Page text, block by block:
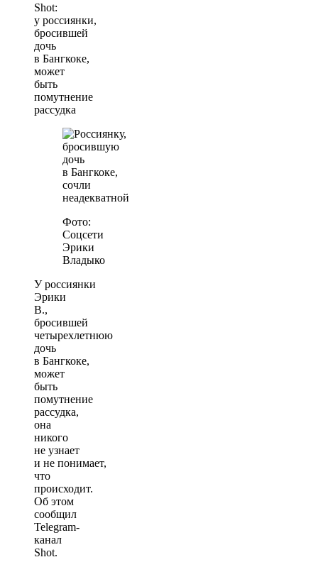
Shot:
у россиянки,
бросившей
дочь
в Бангкоке,
может
быть
помутнение
рассудка
Фото:
Соцсети
Эрики
Владыко
У россиянки
Эрики
В.,
бросившей
четырехлетнюю
дочь
в Бангкоке,
может
быть
помутнение
рассудка,
она
никого
не узнает
и не понимает,
что
происходит.
Об этом
сообщил
Telegram-
канал
Shot.